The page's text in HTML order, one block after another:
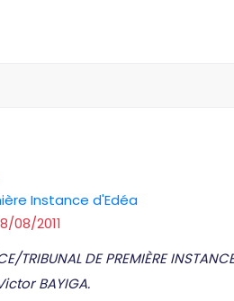
Instance d'Edéa
08/2011
DE PREMIÈRE
BAYIGA.